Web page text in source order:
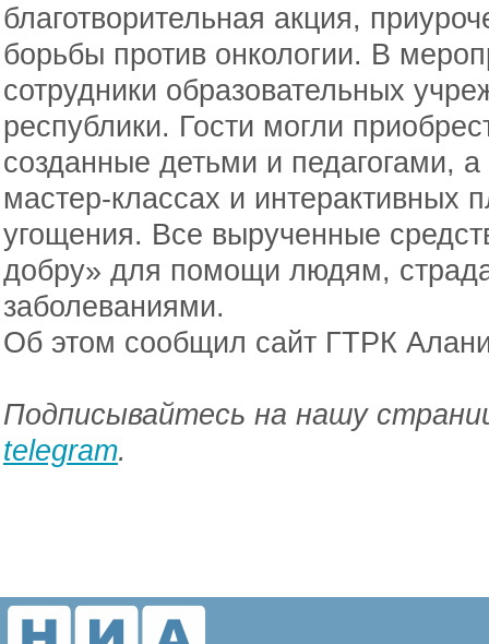
благотворительная акция,
борьбы против онкологии. В
сотрудники образовательных
республики. Гости могли
созданные детьми и педагогами,
мастер-классах и интерактивных
угощения. Все вырученные
добру» для помощи людям,
заболеваниями.
Об этом сообщил сайт ГТРК
Подписывайтесь на нашу
telegram.